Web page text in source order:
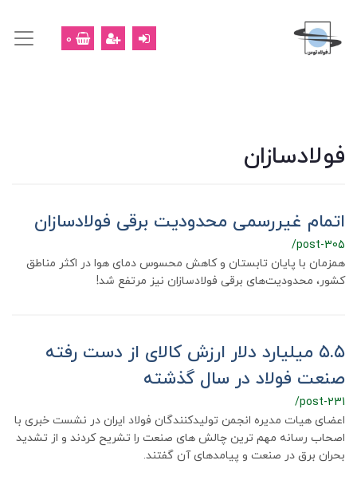
0
فولادسازان
اتمام غیررسمی محدودیت برقی فولادسازان
/post-305
همزمان با پایان تابستان و کاهش محسوس دمای هوا در اکثر مناطق
کشور، محدودیت‌های برقی فولادسازان نیز مرتفع شد!
۵.۵ میلیارد دلار ارزش کالای از دست رفته
صنعت فولاد در سال گذشته
/post-231
اعضای هیات مدیره انجمن تولیدکنندگان فولاد ایران در نشست خبری با
اصحاب رسانه مهم ترین چالش های صنعت را تشریح کردند و از تشدید
بحران برق در صنعت و پیامدهای آن گفتند.